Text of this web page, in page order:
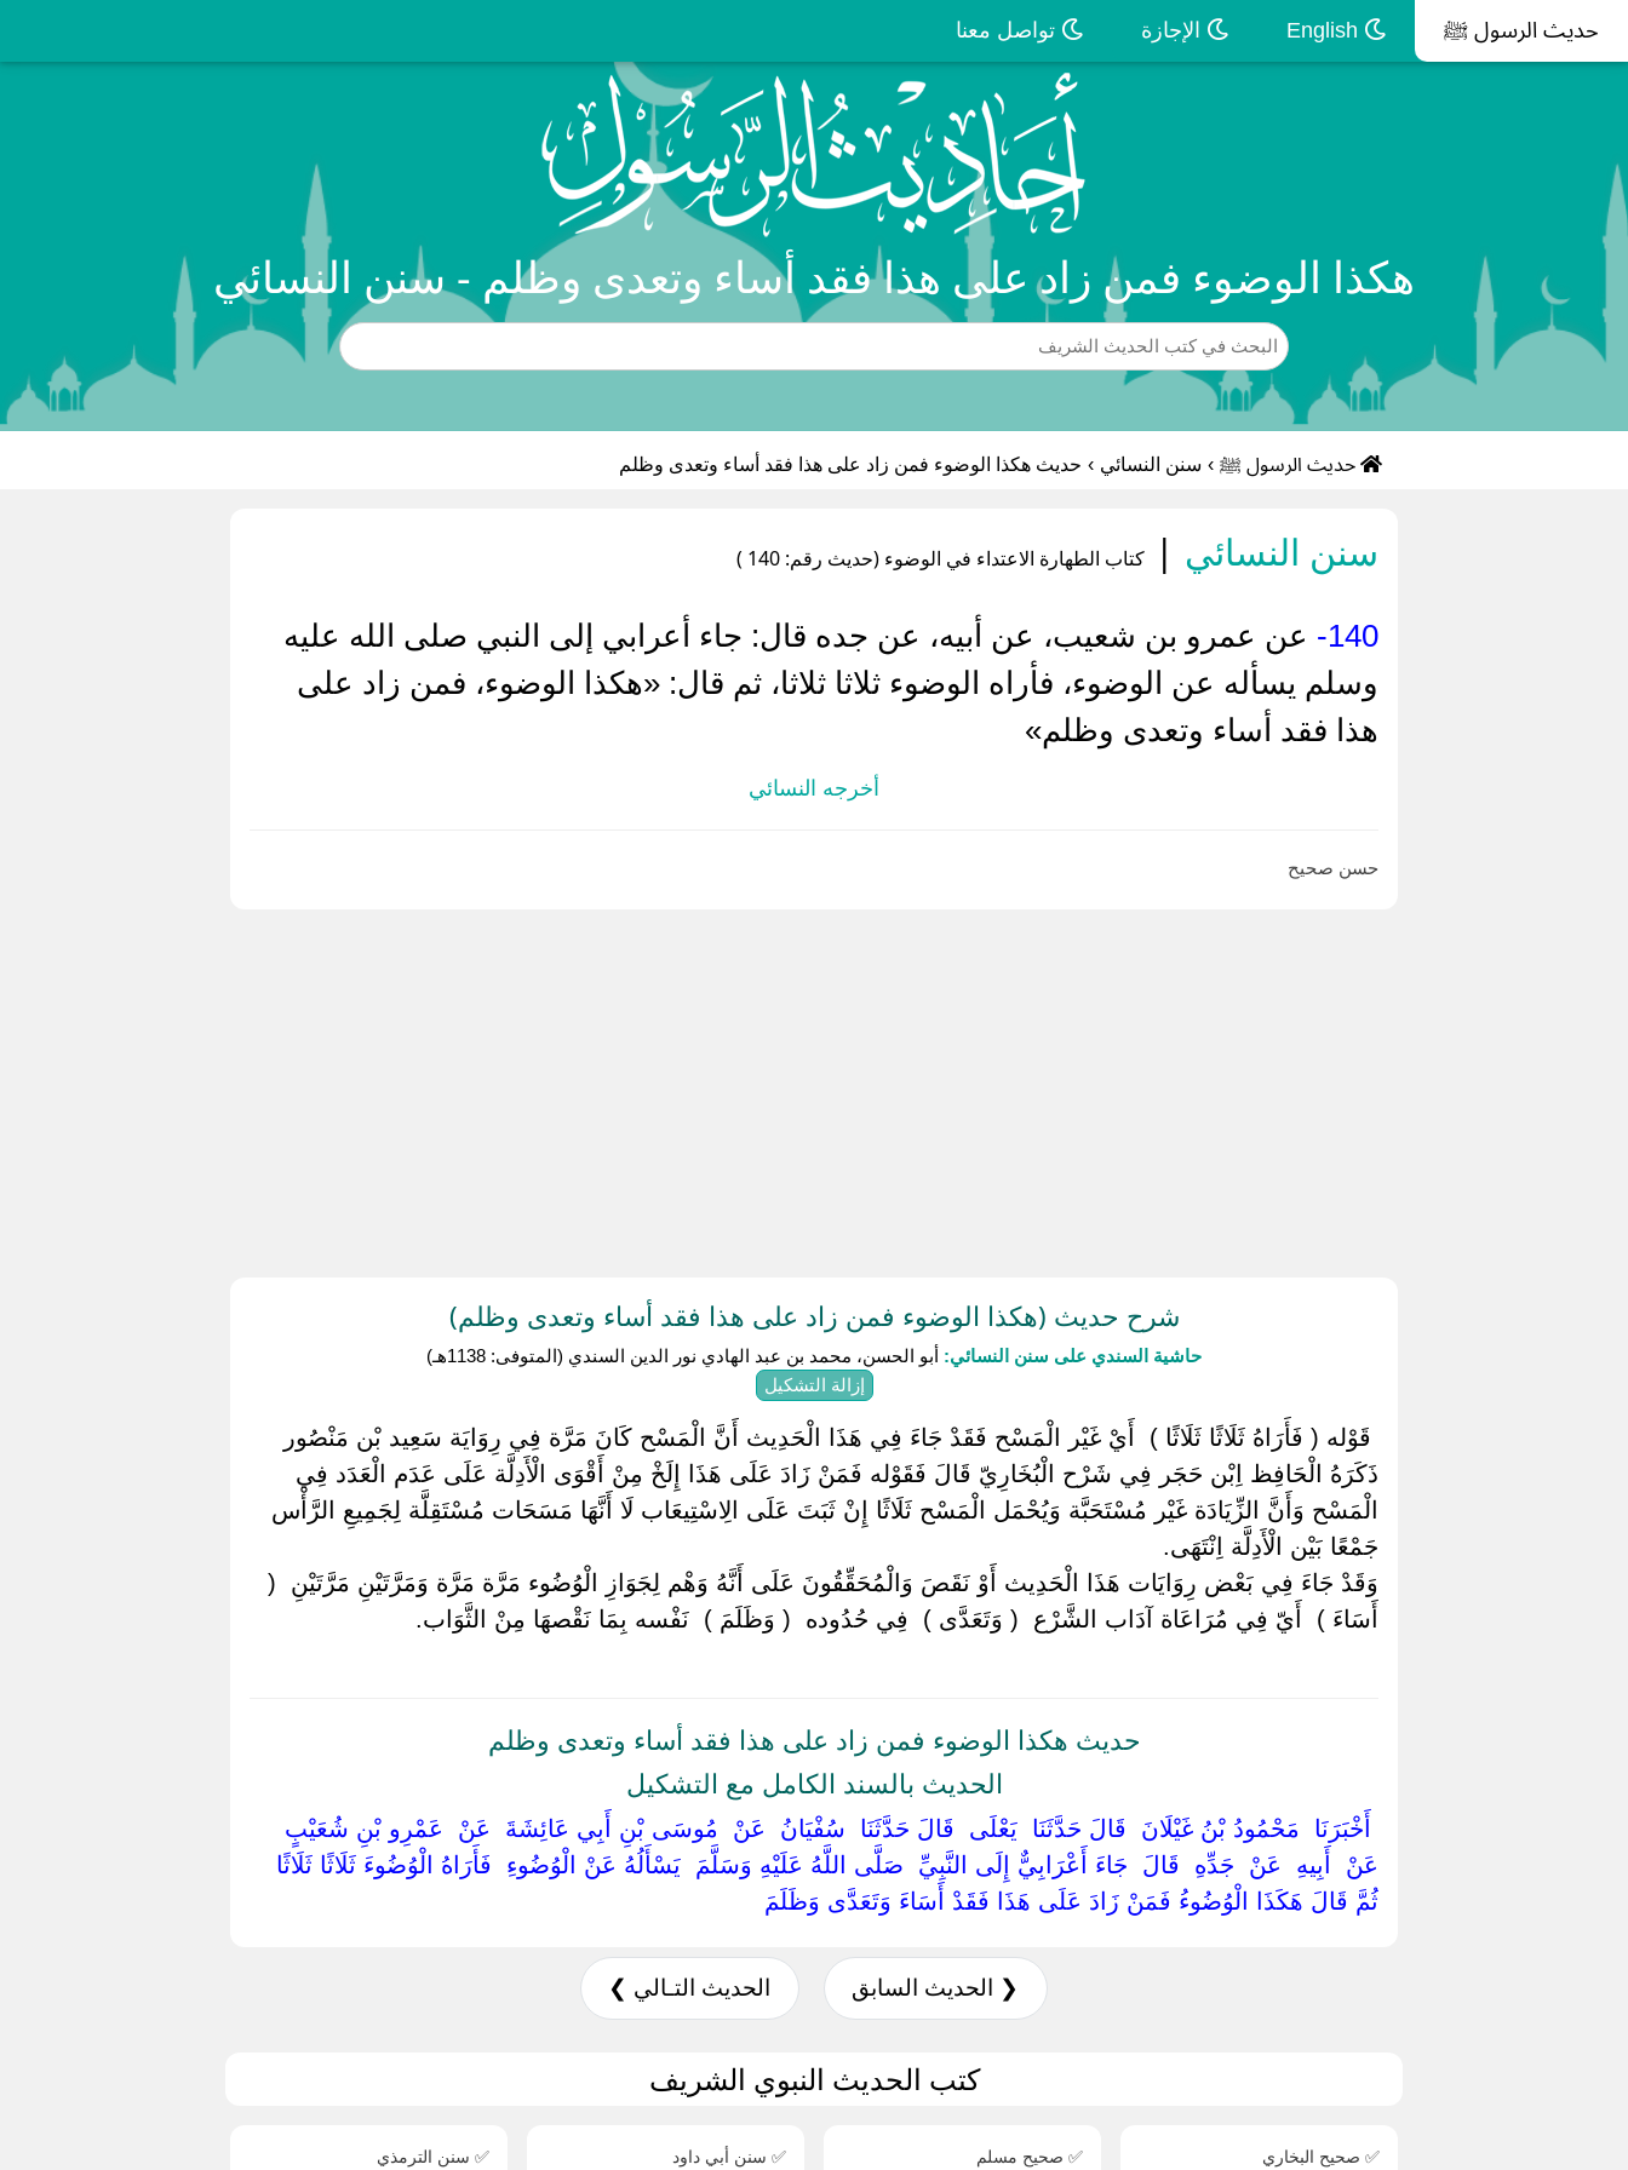
حديث الرسول ﷺ الإجازة تواصل معنا
هكذا الوضوء فمن زاد على هذا فقد أساء وتعدى وظلم - سنن النسائي
حديث الرسول ﷺ › سنن النسائي › حديث هكذا الوضوء فمن زاد على هذا فقد أساء وتعدى وظلم
سنن النسائي | كتاب الطهارة الاعتداء في الوضوء (حديث رقم: 140 )
140-
عن عمرو بن شعيب، عن أبيه، عن جده قال: جاء أعرابي إلى النبي صلى الله عليه
وسلم يسأله عن الوضوء، فأراه الوضوء ثلاثا ثلاثا، ثم قال: «هكذا الوضوء، فمن زاد على
هذا فقد أساء وتعدى وظلم»
أخرجه النسائي
حسن صحيح
شرح حديث (هكذا الوضوء فمن زاد على هذا فقد أساء وتعدى وظلم)
حاشية السندي على سنن النسائي: أبو الحسن، محمد بن عبد الهادي نور الدين السندي (المتوفى: 1138هـ)
إزالة التشكيل
‏ ‏قَوْله ( فَأَرَاهُ ثَلَاثًا ثَلَاثًا ) ‏ ‏أَيْ غَيْر الْمَسْح فَقَدْ جَاءَ فِي هَذَا الْحَدِيث أَنَّ الْمَسْح كَانَ مَرَّة فِي رِوَايَة سَعِيد بْن مَنْصُور
ذَكَرَهُ الْحَافِظ اِبْن حَجَر فِي شَرْح الْبُخَارِيّ قَالَ فَقَوْله فَمَنْ زَادَ عَلَى هَذَا إِلَخْ مِنْ أَقْوَى الْأَدِلَّة عَلَى عَدَم الْعَدَد فِي
الْمَسْح وَأَنَّ الزِّيَادَة غَيْر مُسْتَحَبَّة وَيُحْمَل الْمَسْح ثَلَاثًا إِنْ ثَبَتَ عَلَى الِاسْتِيعَاب لَا أَنَّهَا مَسَحَات مُسْتَقِلَّة لِجَمِيعِ الرَّأْس
جَمْعًا بَيْن الْأَدِلَّة اِنْتَهَى.
وَقَدْ جَاءَ فِي بَعْض رِوَايَات هَذَا الْحَدِيث أَوْ نَقَصَ وَالْمُحَقِّقُونَ عَلَى أَنَّهُ وَهْم لِجَوَازِ الْوُضُوء مَرَّة مَرَّة وَمَرَّتَيْنِ مَرَّتَيْنِ ‏ ‏(
أَسَاءَ ) ‏ ‏أَيّ فِي مُرَاعَاة آدَاب الشَّرْع ‏ ‏( وَتَعَدَّى ) ‏ ‏فِي حُدُوده ‏ ‏( وَظَلَمَ ) ‏ ‏نَفْسه بِمَا نَقْصهَا مِنْ الثَّوَاب.
حديث هكذا الوضوء فمن زاد على هذا فقد أساء وتعدى وظلم
الحديث بالسند الكامل مع التشكيل
‏ ‏أَخْبَرَنَا ‏ ‏مَحْمُودُ بْنُ غَيْلَانَ ‏ ‏قَالَ حَدَّثَنَا ‏ ‏يَعْلَى ‏ ‏قَالَ حَدَّثَنَا ‏ ‏سُفْيَانُ ‏ ‏عَنْ ‏ ‏مُوسَى بْنِ أَبِي عَائِشَةَ ‏ ‏عَنْ ‏ ‏عَمْرِو بْنِ شُعَيْبٍ ‏
‏عَنْ ‏ ‏أَبِيهِ ‏ ‏عَنْ ‏ ‏جَدِّهِ ‏ ‏قَالَ ‏ ‏جَاءَ أَعْرَابِيٌّ إِلَى النَّبِيِّ ‏ ‏صَلَّى اللَّهُ عَلَيْهِ وَسَلَّمَ ‏ ‏يَسْأَلُهُ عَنْ الْوُضُوءِ ‏ ‏فَأَرَاهُ الْوُضُوءَ ثَلَاثًا ثَلَاثًا
ثُمَّ قَالَ هَكَذَا الْوُضُوءُ فَمَنْ زَادَ عَلَى هَذَا فَقَدْ أَسَاءَ وَتَعَدَّى وَظَلَمَ ‏
❮ الحديث السابق الحديث التـالي ❯
كتب الحديث النبوي الشريف
✅ صحيح البخاري ✅ صحيح مسلم ✅ سنن أبي داود ✅ سنن الترمذي